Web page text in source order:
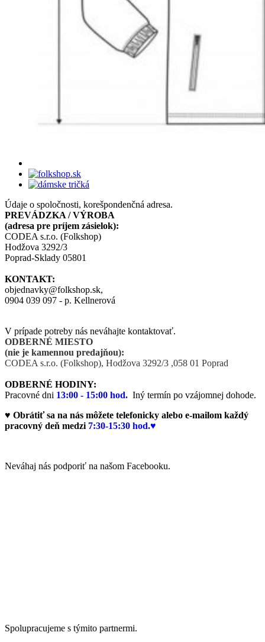
Údaje o spoločnosti, korešpondenčná adresa.
PREVÁDZKA / VÝROBA
(adresa pre príjem zásielok):
CODEA s.r.o. (Folkshop)
Hodžova 3292/3
Poprad-Sklady 05801
KONTAKT:
objednavky@folkshop.sk,
0904 039 097 - p. Kellnerová
V prípade potreby nás neváhajte kontaktovať.
ODBERNÉ MIESTO
(nie je kamennou predajňou):
CODEA s.r.o. (Folkshop), Hodžova 3292/3 ,058 01 Poprad
ODBERNÉ HODINY:
Pracovné dni 13:00 - 15:00 hod. Iný termín po vzájomnej dohode.
♥ Obrátiť sa na nás môžete telefonicky alebo e-mailom každý
pracovný deň medzi 7:30-15:30 hod.♥
Neváhaj nás podporiť na našom Facebooku.
Spolupracujeme s týmito partnermi.